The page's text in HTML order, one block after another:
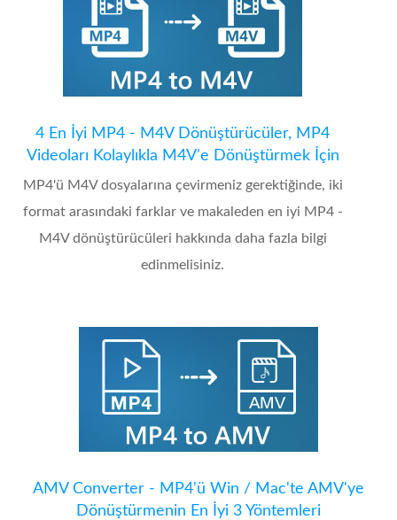
4 En İyi MP4 - M4V Dönüştürücüler, MP4
Videoları Kolaylıkla M4V'e Dönüştürmek İçin
MP4'ü M4V dosyalarına çevirmeniz gerektiğinde, iki
format arasındaki farklar ve makaleden en iyi MP4 -
M4V dönüştürücüleri hakkında daha fazla bilgi
edinmelisiniz.
AMV Converter - MP4'ü Win / Mac'te AMV'ye
Dönüştürmenin En İyi 3 Yöntemleri